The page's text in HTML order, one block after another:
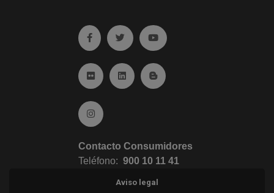
Ir a facebook (abre en ventana nueva)
Ir a twitter (abre en ventana nueva)
Ir a YouTube (abre en
Ir a Flickr (abre en ventana nueva)
Ir a Linkedin (abre en ventana nueva)
Ir al Blog (abre en ventana
Ir a Instagram (abre en ventana nueva)
Contacto Consumidores
Teléfono: 900 10 11 41
Aviso legal